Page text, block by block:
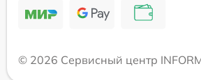
© 2026 Сервисный центр